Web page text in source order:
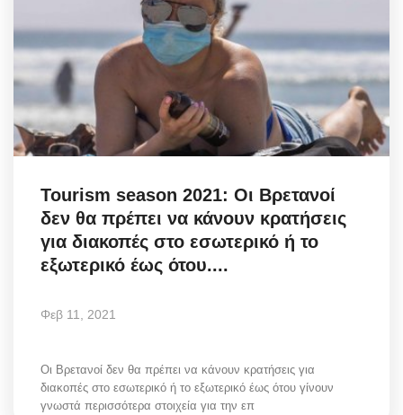
Tourism season 2021: Οι Βρετανοί
δεν θα πρέπει να κάνουν κρατήσεις
για διακοπές στο εσωτερικό ή το
εξωτερικό έως ότου....
Φεβ 11, 2021
Οι Βρετανοί δεν θα πρέπει να κάνουν κρατήσεις για
διακοπές στο εσωτερικό ή το εξωτερικό έως ότου γίνουν
γνωστά περισσότερα στοιχεία για την επ